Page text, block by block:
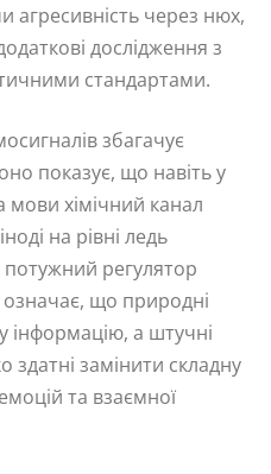
агресивність через нюх,
дослідження з
стандартами.
збагачує
показує, що навіть у
мови хімічний канал
на рівні ледь
потужний регулятор
що природні
інформацію, а штучні
здатні замінити складну
та взаємної